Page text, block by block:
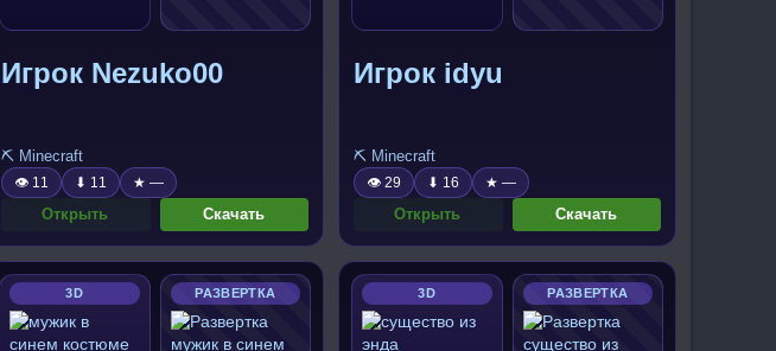
Игрок Nezuko00
⛏️ Minecraft
👁 11 ⬇ 11 ★ —
Открыть Скачать
Игрок idyu
⛏️ Minecraft
👁 29 ⬇ 16 ★ —
Открыть Скачать
3D РАЗВЕРТКА 3D РАЗВЕРТКА